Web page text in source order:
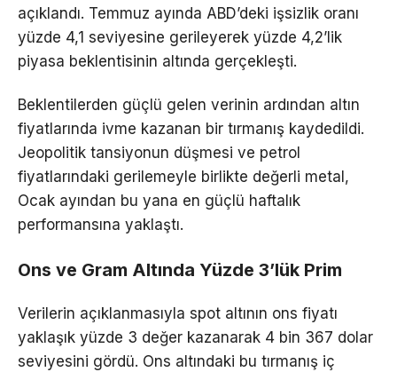
açıklandı. Temmuz ayında ABD’deki işsizlik oranı
yüzde 4,1 seviyesine gerileyerek yüzde 4,2’lik
piyasa beklentisinin altında gerçekleşti.
Beklentilerden güçlü gelen verinin ardından altın
fiyatlarında ivme kazanan bir tırmanış kaydedildi.
Jeopolitik tansiyonun düşmesi ve petrol
fiyatlarındaki gerilemeyle birlikte değerli metal,
Ocak ayından bu yana en güçlü haftalık
performansına yaklaştı.
Ons ve Gram Altında Yüzde 3’lük Prim
Verilerin açıklanmasıyla spot altının ons fiyatı
yaklaşık yüzde 3 değer kazanarak 4 bin 367 dolar
seviyesini gördü. Ons altındaki bu tırmanış iç